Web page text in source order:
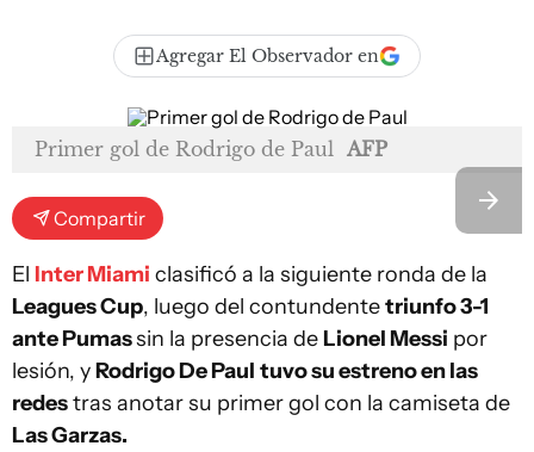
Agregar El Observador en
Primer gol de Rodrigo de Paul AFP
Compartir
El Inter Miami clasificó a la siguiente ronda de la
Leagues Cup, luego del contundentetriunfo 3-1
ante Pumassin la presencia de Lionel Messi por
lesión, yRodrigo De Paul tuvo su estreno en las
redestras anotar su primer gol con la camiseta de
Las Garzas.